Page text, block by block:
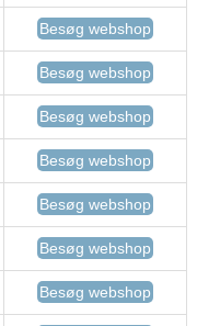
Besøg webshop
Besøg webshop
Besøg webshop
Besøg webshop
Besøg webshop
Besøg webshop
Besøg webshop